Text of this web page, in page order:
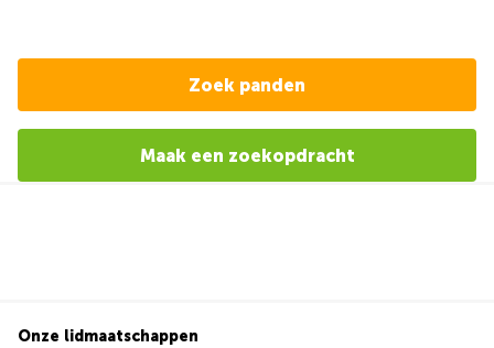
Zoek panden
Maak een zoekopdracht
Onze lidmaatschappen